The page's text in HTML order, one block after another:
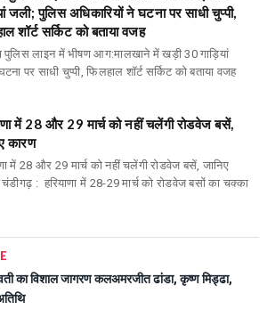
जली; पुलिस अधिकारियों ने घटना पर साधी चुप्पी,
शॉर्ट सर्किट को बताया वजह
पुलिस लाइन में भीषण आग:मालखाने में खड़ी 30 गाड़ियां
पर साधी चुप्पी, फिलहाल शॉर्ट सर्किट को बताया वजह
में 28 और 29 मार्च को नहीं चलेंगी रोडवेज बसें,
कारण
में 28 और 29 मार्च को नहीं चलेंगी रोडवेज बसें, जानिए
: हरियाणा में 28-29 मार्च को रोडवेज बसों का चक्का
का विशाल जागरण कलअमरजीत ढांडा, कृष्ण मिड्ढा,